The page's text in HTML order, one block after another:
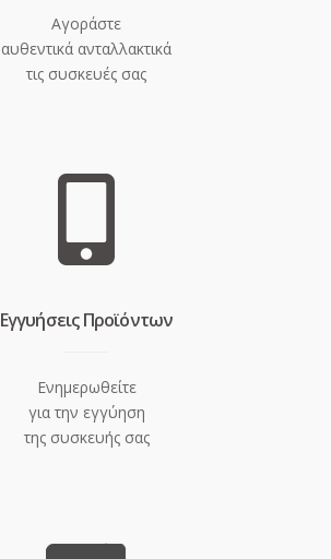
Αγοράστε
αυθεντικά ανταλλακτικά
τις συσκευές σας
Eγγυήσεις Προϊόντων
Ενημερωθείτε
για την εγγύηση
της συσκευής σας